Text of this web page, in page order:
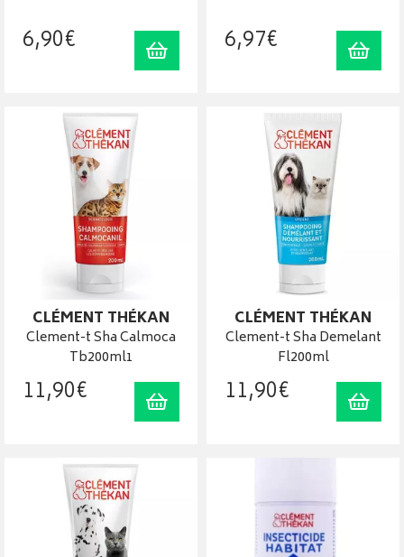
6,90€ Ajouter au panier
6,97€
CLÉMENT THÉKAN
Clement-t Sha Calmoca
Tb200ml1
11,90€ Ajouter au panier
CLÉMENT THÉKAN
Clement-t Sha Demelant
Fl200ml
11,90€